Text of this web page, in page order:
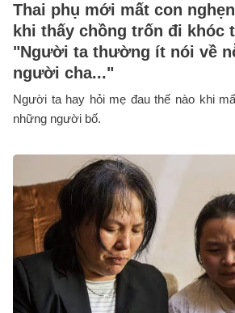
Thai phụ mới mất con
khi thấy chồng trốn đi khóc
"Người ta thường ít nói về
người cha..."
Người ta hay hỏi mẹ đau thế nào khi
những người bố.